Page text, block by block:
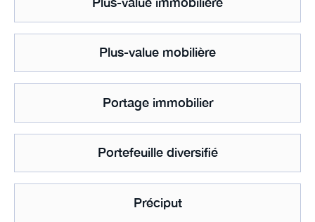
Plus-value mobilière
Portage immobilier
Portefeuille diversifié
Préciput